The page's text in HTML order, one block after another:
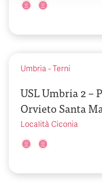
Umbria - Terni
USL Umbria 2 –
Orvieto Santa
Località Ciconia